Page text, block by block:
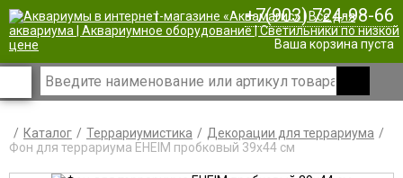
| +7(903) 724-98-66
Ваша корзина пуста
Каталог Террариумистика
Декорации для террариума
Фон для террариума EHEIM пробковый 39x44 см